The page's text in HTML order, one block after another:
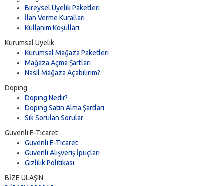
Bireysel Üyelik Paketleri
İlan Verme Kuralları
Kullanım Koşulları
Kurumsal Üyelik
Kurumsal Mağaza Paketleri
Mağaza Açma Şartları
Nasıl Mağaza Açabilirim?
Doping
Doping Nedir?
Doping Satın Alma Şartları
Sık Sorulan Sorular
Güvenli E-Ticaret
Güvenli E-Ticaret
Güvenli Alışveriş İpuçları
Gizlilik Politikası
BİZE ULAŞIN